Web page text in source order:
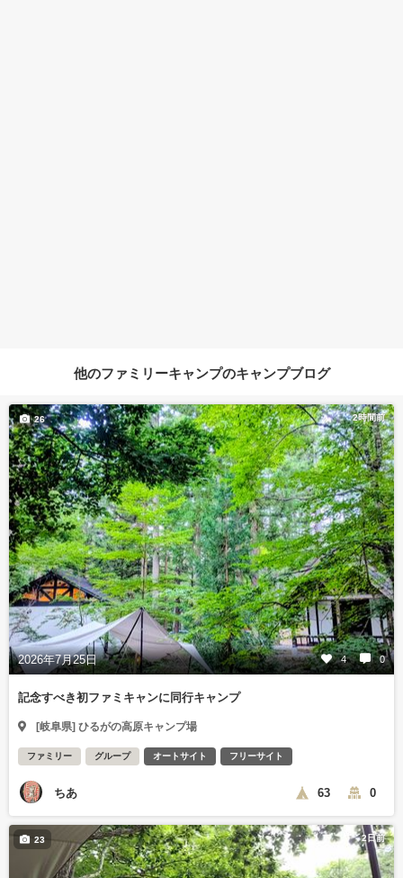
他のファミリーキャンプのキャンプブログ
2時間前
2026年7月25日 4 0
26
記念すべき初ファミキャンに同行キャンプ
[岐阜県] ひるがの高原キャンプ場
ファミリー グループ オートサイト フリーサイト
ちあ 63 0
2日前
23